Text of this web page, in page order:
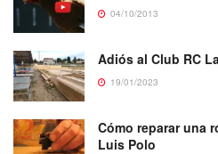
04/10/2013
Adiós al Club RC
19/01/2023
Cómo reparar una
Luis Polo